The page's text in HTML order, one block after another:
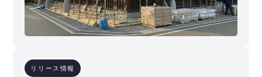
リリース情報